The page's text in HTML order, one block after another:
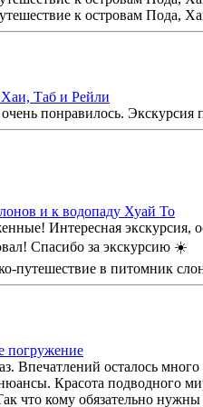
Таб и Рейли
понравилось.
и к водопаду Хуай То
Интересная экскурсия,
Спасибо за экскурсию ☀️
погружение
Впечатлений осталось
Красота подводного
что кому обязательно